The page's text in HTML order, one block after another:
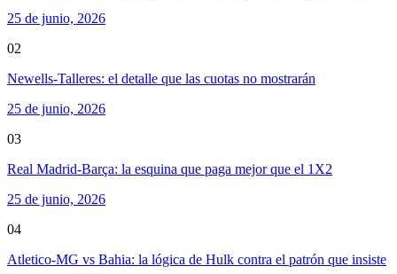
25 de junio, 2026
02
Newells-Talleres: el detalle que las cuotas no mostrarán
25 de junio, 2026
03
Real Madrid-Barça: la esquina que paga mejor que el 1X2
25 de junio, 2026
04
Atletico-MG vs Bahia: la lógica de Hulk contra el patrón que insiste